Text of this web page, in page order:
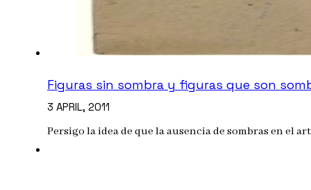
Figuras sin sombra y figuras que son
3 APRIL, 2011
Persigo la idea de que la ausencia de sombras en el